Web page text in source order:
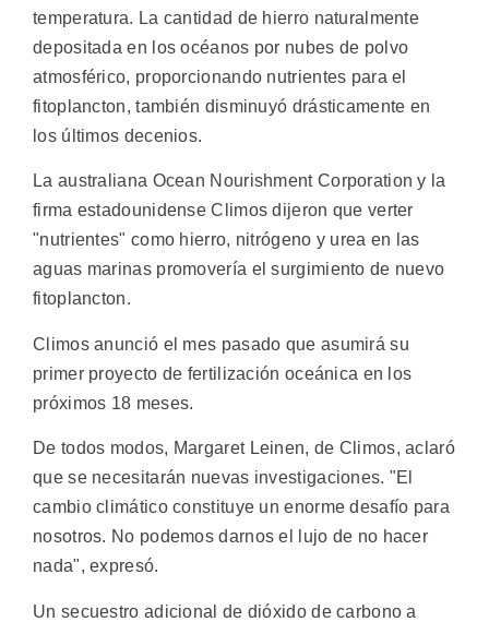
temperatura. La cantidad de hierro naturalmente
depositada en los océanos por nubes de polvo
atmosférico, proporcionando nutrientes para el
fitoplancton, también disminuyó drásticamente en
los últimos decenios.
La australiana Ocean Nourishment Corporation y la
firma estadounidense Climos dijeron que verter
"nutrientes" como hierro, nitrógeno y urea en las
aguas marinas promovería el surgimiento de nuevo
fitoplancton.
Climos anunció el mes pasado que asumirá su
primer proyecto de fertilización oceánica en los
próximos 18 meses.
De todos modos, Margaret Leinen, de Climos, aclaró
que se necesitarán nuevas investigaciones. "El
cambio climático constituye un enorme desafío para
nosotros. No podemos darnos el lujo de no hacer
nada", expresó.
Un secuestro adicional de dióxido de carbono a